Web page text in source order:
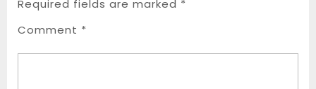
Required fields are marked *
Comment *